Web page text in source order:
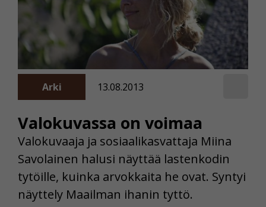
Valokuvassa on voimaa
Arki 13.08.2013
Valokuvaaja ja sosiaalikasvattaja Miina
Savolainen halusi näyttää lastenkodin
tytöille, kuinka arvokkaita he ovat. Syntyi
näyttely Maailman ihanin tyttö.